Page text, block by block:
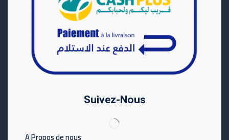
Suivez-Nous
A Propos de nous